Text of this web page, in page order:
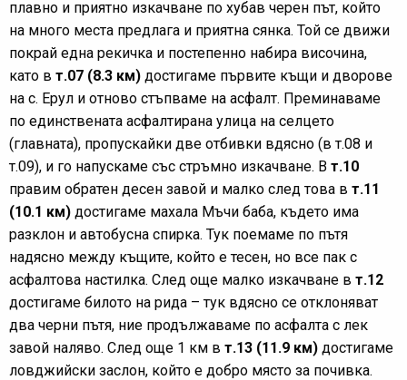
плавно и приятно изкачване по хубав черен път, който
на много места предлага и приятна сянка. Той се движи
покрай една рекичка и постепенно набира височина,
като в т.07 (8.3 км) достигаме първите къщи и дворове
на с. Ерул и отново стъпваме на асфалт. Преминаваме
по единствената асфалтирана улица на селцето
(главната), пропускайки две отбивки вдясно (в т.08 и
т.09), и го напускаме със стръмно изкачване. В т.10
правим обратен десен завой и малко след това в т.11
(10.1 км) достигаме махала Мъчи баба, където има
разклон и автобусна спирка. Тук поемаме по пътя
надясно между къщите, който е тесен, но все пак с
асфалтова настилка. След още малко изкачване в т.12
достигаме билото на рида – тук вдясно се отклоняват
два черни пътя, ние продължаваме по асфалта с лек
завой наляво. След още 1 км в т.13 (11.9 км) достигаме
ловджийски заслон, който е добро място за почивка.